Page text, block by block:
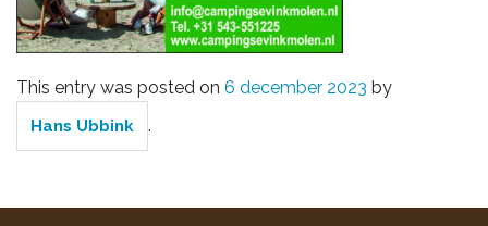
This entry was posted on 6 december 2023 by
Hans Ubbink .